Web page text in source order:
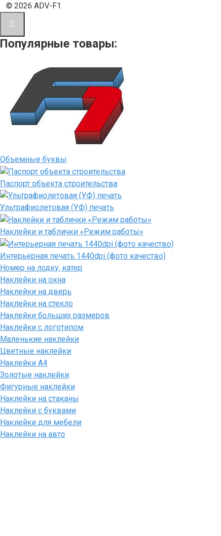
© 2026 ADV-F1
Популярные товары:
Объемные буквы
Паспорт объекта строительства
Ультрафиолетовая (УФ) печать
Наклейки и таблички «Режим работы»
Интерьерная печать 1440dpi (фото качество)
Номер на лодку, катер
Наклейки на окна
Наклейки на дверь
Наклейки на стекло
Наклейки больших размеров
Наклейки с логотипом
Маленькие наклейки
Цветные наклейки
Наклейки А4
Золотые наклейки
Фигурные наклейки
Наклейки на стаканы
Наклейки с буквами
Наклейки для мебели
Наклейки на авто